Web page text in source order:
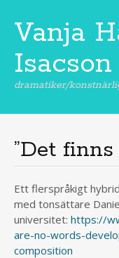
Vanja
Isacson
dramatiker/
”Det
Ett flerspråkigt
med tonsättare
universitet: https://
are-no-words-
composition